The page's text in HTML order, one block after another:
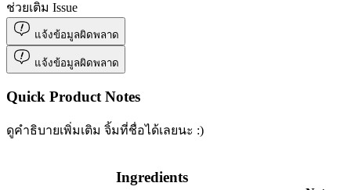
ช่วยเติม Issue
แจ้งข้อมูลผิดพลาด
แจ้งข้อมูลผิดพลาด
Quick Product Notes
ดูคำธิบายเพิ่มเติม จิ้มที่ชื่อได้เลยนะ :)
Ingredients